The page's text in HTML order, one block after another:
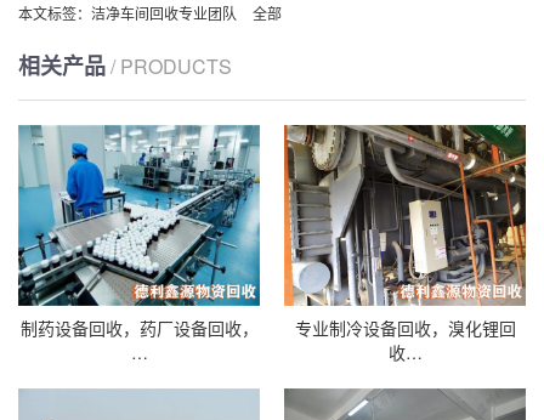
本文标签： 洁净车间回收专业团队 全部
相关产品/ PRODUCTS
制药设备回收，药厂设备回收，
…
专业制冷设备回收，溴化锂回
收…